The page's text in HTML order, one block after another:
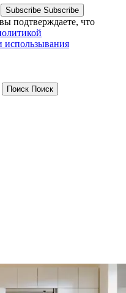
Subscribe Subscribe
подтверждаете, что
использывания
Поиск Поиск